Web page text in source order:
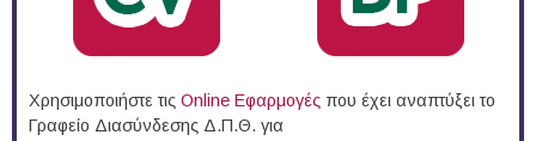
Χρησιμοποιήστε τις Online Eφαρμογές που έχει αναπτύξει το
Γραφείο Διασύνδεσης Δ.Π.Θ. για